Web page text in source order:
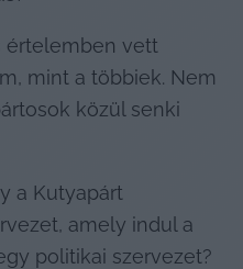
értelemben vett
mint a többiek. Nem
közül senki
a Kutyapárt
amely indul a
politikai szervezet?